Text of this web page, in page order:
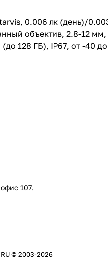
0.006 лк (день)/
объектив, 2.8-12
128 ГБ), IP67, от -40
107.
© 2003-2026